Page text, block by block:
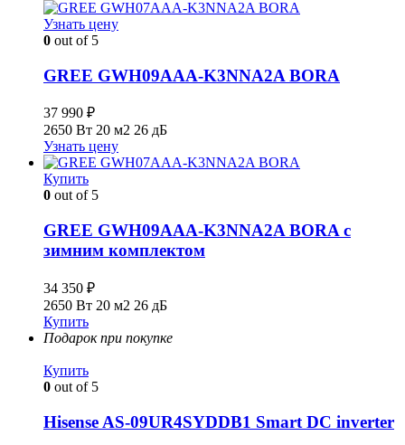
Узнать цену
0 out of 5
GREE GWH09AAA-K3NNA2A BORA
37 990 ₽
2650 Вт 20 м2 26 дБ
Узнать цену
Купить
0 out of 5
GREE GWH09AAA-K3NNA2A BORA с
зимним комплектом
34 350 ₽
2650 Вт 20 м2 26 дБ
Купить
Подарок при покупке
Купить
0 out of 5
Hisense AS-09UR4SYDDB1 Smart DC inverter